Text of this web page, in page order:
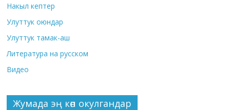
Накыл кептер
Улуттук оюндар
Улуттук тамак-аш
Литература на русском
Видео
Жумада эң көп окулгандар